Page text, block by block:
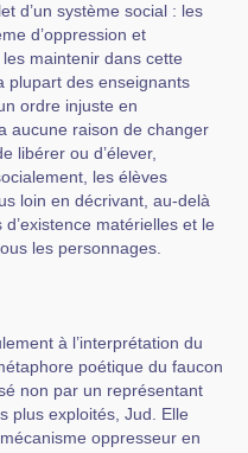
d’un système social : les
d’oppression et
maintenir dans cette
plupart des enseignants
ordre injuste en
aucune raison de changer
libérer ou d’élever,
les élèves
loin en décrivant, au-delà
matérielles et le
les personnages.
à l’interprétation du
poétique du faucon
non par un représentant
plus exploités, Jud. Elle
oppresseur en